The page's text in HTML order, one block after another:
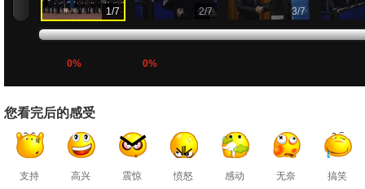
1/7 2/7 3/7
0% 0%
您看完后的感受
支持 高兴 震惊 愤怒 感动 无奈 搞笑